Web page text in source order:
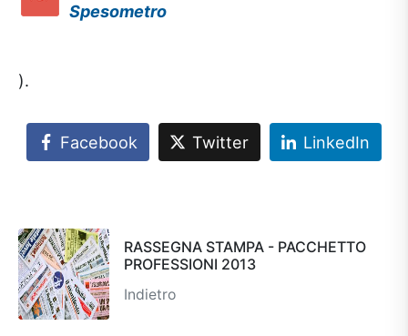
Spesometro
).
Facebook Twitter LinkedIn
RASSEGNA STAMPA - PACCHETTO
PROFESSIONI 2013
Indietro